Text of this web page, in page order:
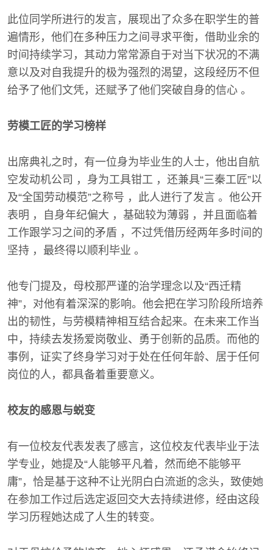
此位同学所进行的发言，展现出了众多在职学生的普
遍情形，他们在多种压力之间寻求平衡，借助业余的
时间持续学习，其动力常常源自于对当下状况的不满
意以及对自我提升的极为强烈的渴望，这段经历不但
给予了他们文凭，还赋予了他们突破自身的信心 。
劳模工匠的学习榜样
出席典礼之时，有一位身为毕业生的人士，他出自航
空发动机公司 ，身为工具钳工 ，还兼具“三秦工匠”以
及“全国劳动模范”之称号 ，此人进行了发言 。他公开
表明 ，自身年纪偏大 ，基础较为薄弱 ，并且面临着
工作跟学习之间的矛盾 ，不过凭借历经两年多时间的
坚持 ，最终得以顺利毕业 。
他专门提及，母校那严谨的治学理念以及“西迁精
神”，对他有着深深的影响。他会把在学习阶段所培养
出的韧性，与劳模精神相互结合起来。在未来工作当
中，持续去发扬爱岗敬业、勇于创新的品质。而他的
事例，证实了终身学习对于处在任何年龄、居于任何
岗位的人，都具备着重要意义。
校友的感恩与蜕变
有一位校友代表发表了感言，这位校友代表毕业于法
学专业，她提及“人能够平凡着，然而绝不能够平
庸”，恰是基于这种不让光阴白白流逝的念头，致使她
在参加工作过后选定返回交大去持续进修，经由这段
学习历程她达成了人生的转变。